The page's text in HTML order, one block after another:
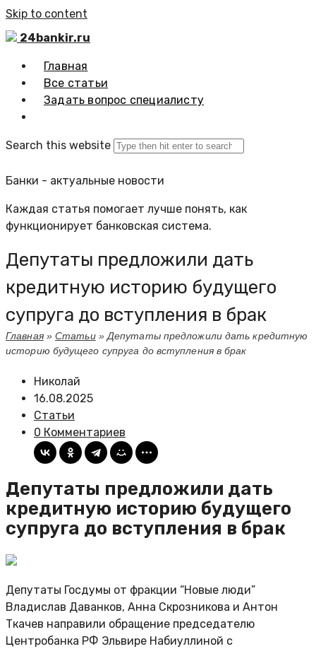
Skip to content
24bankir.ru
Главная
Все статьи
Задать вопрос специалисту
Search this website
Банки - актуальные новости
Каждая статья помогает лучше понять, как
функционирует банковская система.
Депутаты предложили дать
кредитную историю будущего
супруга до вступления в брак
Главная»Статьи» Депутаты предложили дать кредитную
историю будущего супруга до вступления в брак
Николай
16.08.2025
Статьи
0 Комментариев
Депутаты предложили дать
кредитную историю будущего
супруга до вступления в брак
Депутаты Госдумы от фракции “Новые люди”
Владислав Даванков, Анна Скрозникова и Антон
Ткачев направили обращение председателю
Центробанка РФ Эльвире Набиуллиной с